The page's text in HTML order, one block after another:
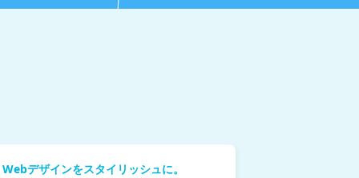
Webデザインをスタイリッシュに。